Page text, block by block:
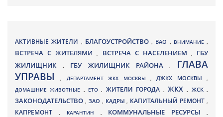
АКТИВНЫЕ ЖИТЕЛИ , БЛАГОУСТРОЙСТВО , ВАО , ВНИМАНИЕ ,
ВСТРЕЧА С ЖИТЕЛЯМИ, ВСТРЕЧА С НАСЕЛЕНИЕМ , ГБУ
ЖИЛИЩНИК
, ГБУ ЖИЛИЩНИК РАЙОНА, ГЛАВА
УПРАВЫ, ДЕПАРТАМЕНТ ЖКХ МОСКВЫ ,ДЖКХ МОСКВЫ ,
ДОМАШНИЕ ЖИВОТНЫЕ , ЕТО, ЖИТЕЛИ ГОРОДА , ЖКХ, ЖСК,
ЗАКОНОДАТЕЛЬСТВО , ЗАО , КАДРЫ, КАПИТАЛЬНЫЙ РЕМОНТ ,
КАПРЕМОНТ , КАРАНТИН , КОММУНАЛЬНЫЕ РЕСУРСЫ,